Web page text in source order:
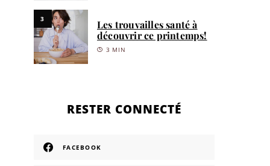
3
Les trouvailles santé à
découvrir ce printemps!
3 MIN
RESTER CONNECTÉ
FACEBOOK